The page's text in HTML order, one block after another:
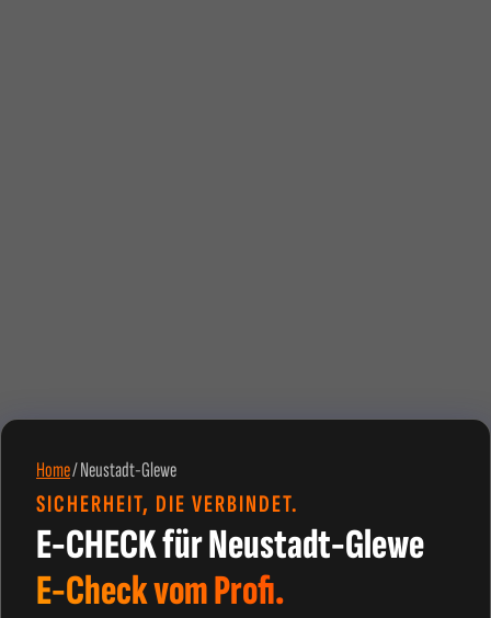
Home/Neustadt-Glewe
SICHERHEIT, DIE VERBINDET.
E-CHECK für Neustadt-Glewe
E-Check vom Profi.